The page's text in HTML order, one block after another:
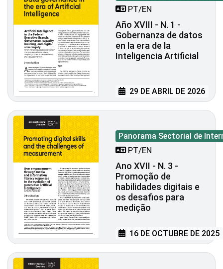
PT/EN
Año XVIII - N. 1 -
Gobernanza de datos
en la era de la
Inteligencia Artificial
29 DE ABRIL DE 2026
Panorama Sectorial de
PT/EN
Ano XVII - N. 3 -
Promoção de
habilidades digitais e
os desafios para
medição
16 DE OCTUBRE DE 2025